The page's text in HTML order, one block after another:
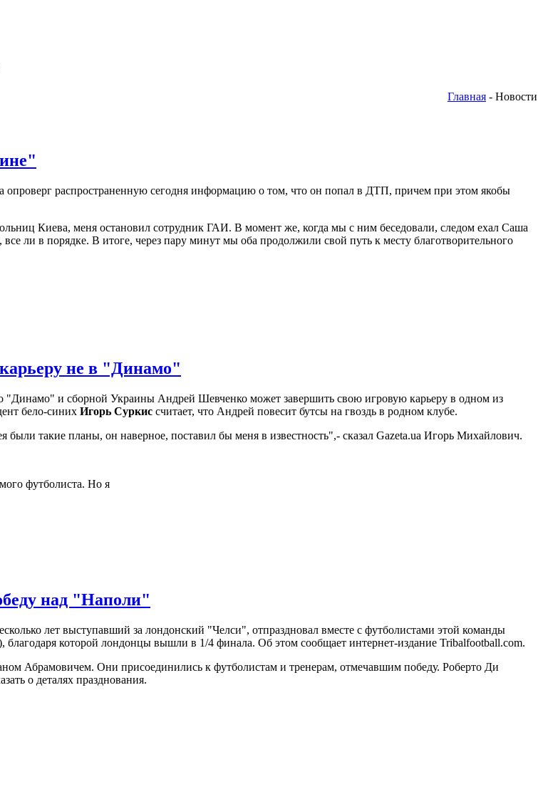
Главная - Новости
распространенную сегодня информацию о том, что он попал в ДТП, причем при этом якобы
Киева, меня остановил сотрудник ГАИ. В момент же, когда мы с ним беседовали, следом ехал Саша
ли в порядке. В итоге, через пару минут мы оба продолжили свой путь к месту благотворительного
не в "Динамо"
и сборной Украины Андрей Шевченко может завершить свою игровую карьеру в одном из
бело-синих Игорь Суркис считает, что Андрей повесит бутсы на гвоздь в родном клубе.
такие планы, он наверное, поставил бы меня в известность",- сказал Gazeta.ua Игорь Михайлович.
футболиста. Но я
над "Наполи"
лет выступавший за лондонский "Челси", отпраздновал вместе с футболистами этой команды
которой лондонцы вышли в 1/4 финала. Об этом сообщает интернет-издание Tribalfootball.com.
Абрамовичем. Они присоединились к футболистам и тренерам, отмечавшим победу. Роберто Ди
о деталях празднования.